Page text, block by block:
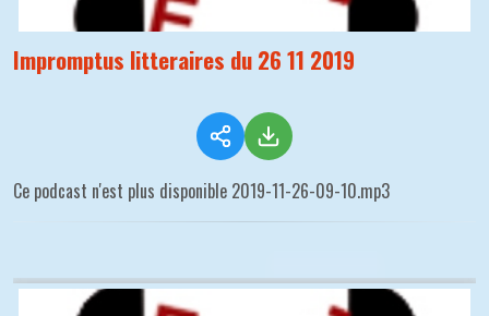
Impromptus litteraires du 26 11 2019
Ce podcast n'est plus disponible 2019-11-26-09-10.mp3